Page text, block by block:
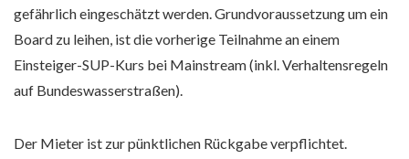
gefährlich eingeschätzt werden. Grundvoraussetzung um ein
Board zu leihen, ist die vorherige Teilnahme an einem
Einsteiger-SUP-Kurs bei Mainstream (inkl. Verhaltensregeln
auf Bundeswasserstraßen).
Der Mieter ist zur pünktlichen Rückgabe verpflichtet.